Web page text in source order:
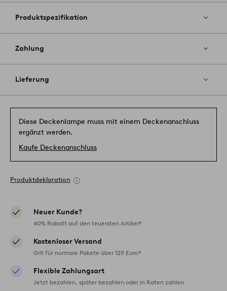
Produktspezifikation
Zahlung
Lieferung
Diese Deckenlampe muss mit einem Deckenanschluss
ergänzt werden.
Kaufe Deckenanschluss
Produktdeklaration
Neuer Kunde?
40% Rabatt auf den teuersten Artikel*
Kostenloser Versand
Gilt für normale Pakete über 129 Euro*
Flexible Zahlungsart
Jetzt bezahlen, später bezahlen oder in Raten zahlen